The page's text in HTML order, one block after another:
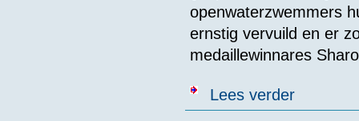
openwaterzwemmers
ernstig vervuild en er
medaillewinnares
Lees verderover 'Ik kotste